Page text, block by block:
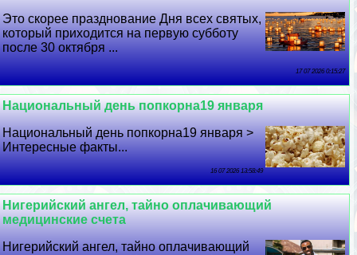
Это скорее празднование Дня всех святых,
который приходится на первую субботу
после 30 октября ...
17 07 2026 0:15:27
Национальный день попкорна19 января
Национальный день попкорна19 января >
Интересные факты...
16 07 2026 13:58:49
Нигерийский ангел, тайно оплачивающий
медицинские счета
Нигерийский ангел, тайно оплачивающий